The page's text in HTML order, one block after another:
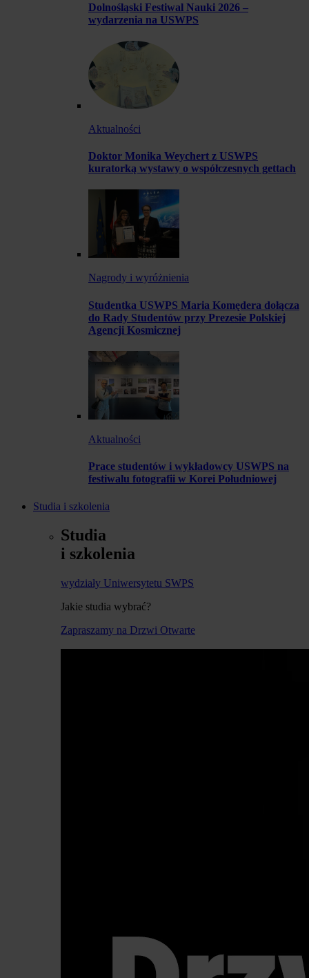
Dolnośląski Festiwal Nauki 2026 –
wydarzenia na USWPS
Aktualności
Doktor Monika Weychert z USWPS
kuratorką wystawy o współczesnych gettach
Nagrody i wyróżnienia
Studentka USWPS Maria Komędera dołącza
do Rady Studentów przy Prezesie Polskiej
Agencji Kosmicznej
Aktualności
Prace studentów i wykładowcy USWPS na
festiwalu fotografii w Korei Południowej
Studia i szkolenia
Studia
i szkolenia
wydziały Uniwersytetu SWPS
Jakie studia wybrać?
Zapraszamy na Drzwi Otwarte